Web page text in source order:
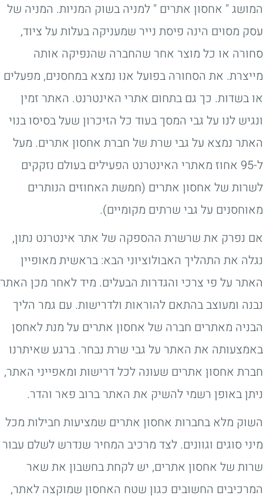
המושג " אחסון אתרים " למניה בשוק המניות. המניה של
עסק מסוים הינה פיסת נייר שמעניקה בעלות על ציוד,
סחורה או כל מוצר אחר שהחברה שהנפיקה אותה
מייצרת. את הסחורה בפועל אנו נמצא במחסנים, מפעלים
או בשדות. כך גם בתחום אתרי האינטרנט. האתר זמין
ונגיש לנו על גבי המסך בעוד כל הזיכרון שעל בסיסו בנוי
האתר נמצא על גבי שרת של חברת אחסון אתרים. מעל
ל-95 אחוז מאתרי האינטרנט הפעילים בעולם נזקקים
לשרות של אחסון אתרים (חמשת האחוזים הנותרים
מאוחסנים על גבי שרתים מקומיים).
אם נפרק את שרשרת ההספקה של אתר אינטרנט נתון,
נגלה את התהליך האבולוציוני הבא: בראשית מאופיין
האתר על פי צרכי והגדרות הבעלים. מיד לאחר מכן האתר
נבנה ומעוצב בהתאם להוראות ולדרישות. עם גמר הליך
הבניה מאתרים חברה של אחסון אתרים על מנת לאחסן
באמצעותה את האתר על גבי שרת נבחר. ברגע שאיתרנו
חברת אחסון אתרים שעונה לכל דרישות ומאפייני האתר,
ניתן באופן רשמי להשיק את האתר ברוב פאר והדר.
השוק מלא בחברות אחסון אתרים שמציעות חבילות מכל
מיני סוגים וגוונים. לצד מרכיב המחיר שנדרש לשלם עבור
שרות של אחסון אתרים, יש לקחת בחשבון את שאר
המרכיבים החשובים כגון שטח האחסון שמוקצה לאתר,